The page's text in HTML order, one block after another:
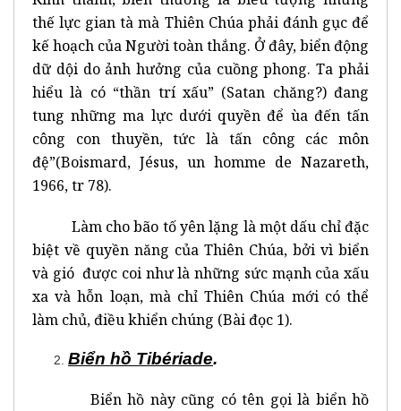
thế lực gian tà mà Thiên Chúa phải đánh gục để
kế hoạch của Người toàn thắng. Ở đây, biển động
dữ dội do ảnh hưởng của cuồng phong. Ta phải
hiểu là có “thần trí xấu” (Satan chăng?) đang
tung những ma lực dưới quyền để ùa đến tấn
công con thuyền, tức là tấn công các môn
đệ”(Boismard, Jésus, un homme de Nazareth,
1966, tr 78).
Làm cho bão tố yên lặng là một dấu chỉ đặc
biệt về quyền năng của Thiên Chúa, bởi vì biển
và gió được coi như là những sức mạnh của xấu
xa và hỗn loạn, mà chỉ Thiên Chúa mới có thể
làm chủ, điều khiển chúng (Bài đọc 1).
Biển hồ Tibériade.
Biển hồ này cũng có tên gọi là biển hồ